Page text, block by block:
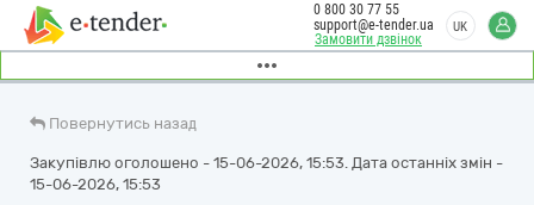
Замовити дзвінок
0 800 30 77 55
support@e-tender.ua
UK
Повернутись назад
Закупівлю оголошено - 15-06-2026, 15:53. Дата останніх змін -
15-06-2026, 15:53